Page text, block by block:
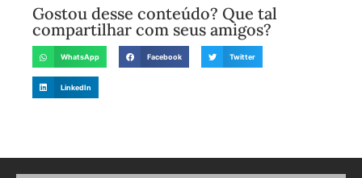
Gostou desse conteúdo? Que tal
compartilhar com seus amigos?
WhatsApp Facebook Twitter
LinkedIn